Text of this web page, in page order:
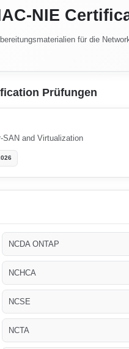
NIE
für die
Prüfungen
SAN and Virtualization
NCDA ONTAP
NCHCA
NCSE
NCTA